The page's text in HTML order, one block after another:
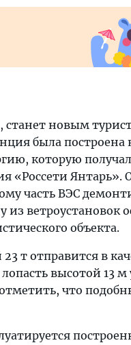
станет новым
была построена
которую
«Россети Янтарь».
часть ВЭС
из ветроустановок
объекта.
т отправится в
высотой 13 м
что